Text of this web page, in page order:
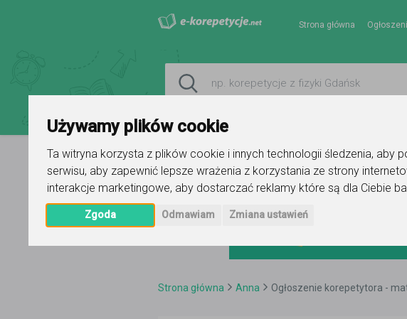
Używamy plików cookie
Ta witryna korzysta z plików cookie i innych technologii śledzenia, aby
serwisu, aby zapewnić lepsze wrażenia z korzystania ze strony
interakcje marketingowe, aby dostarczać reklamy które są dla Ciebie
Zgoda Odmawiam Zmiana ustawień
Strona główna
Strona główna Anna Ogłoszenie korepetytora -